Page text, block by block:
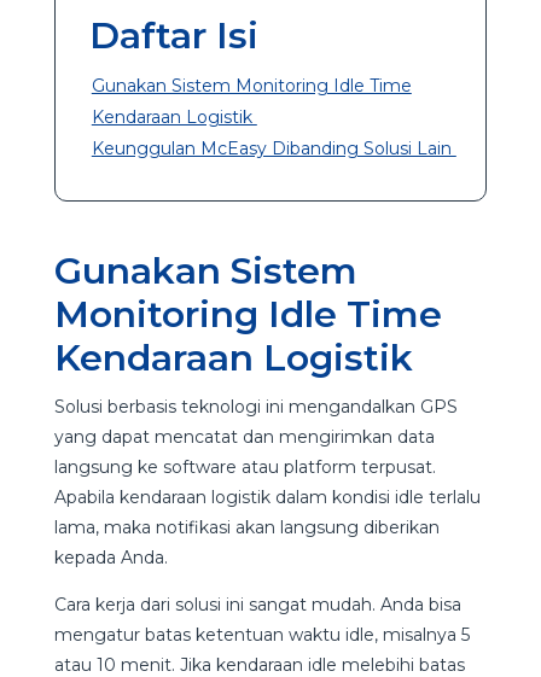
Daftar Isi
Gunakan Sistem Monitoring Idle Time
Kendaraan Logistik
Keunggulan McEasy Dibanding Solusi Lain
Gunakan Sistem
Monitoring Idle Time
Kendaraan Logistik
Solusi berbasis teknologi ini mengandalkan GPS
yang dapat mencatat dan mengirimkan data
langsung ke software atau platform terpusat.
Apabila kendaraan logistik dalam kondisi idle terlalu
lama, maka notifikasi akan langsung diberikan
kepada Anda.
Cara kerja dari solusi ini sangat mudah. Anda bisa
mengatur batas ketentuan waktu idle, misalnya 5
atau 10 menit. Jika kendaraan idle melebihi batas